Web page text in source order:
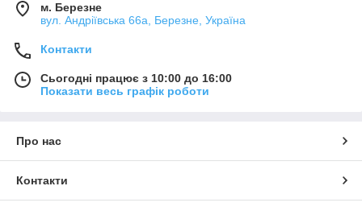
м. Березне
вул. Андріївська 66а, Березне, Україна
Контакти
Сьогодні працює з 10:00 до 16:00
Показати весь графік роботи
Про нас
Контакти